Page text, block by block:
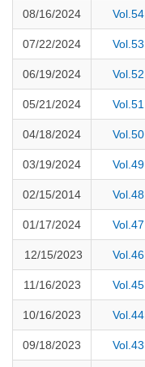
08/16/2024 Vol.54
07/22/2024 Vol.53
06/19/2024 Vol.52
05/21/2024 Vol.51
04/18/2024 Vol.50
03/19/2024 Vol.49
02/15/2014 Vol.48
01/17/2024 Vol.47
12/15/2023 Vol.46
11/16/2023 Vol.45
10/16/2023 Vol.44
09/18/2023 Vol.43